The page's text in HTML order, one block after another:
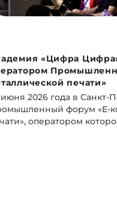
«Цифра
печати»
2026 года в Санкт-
форум «Е-
оператором